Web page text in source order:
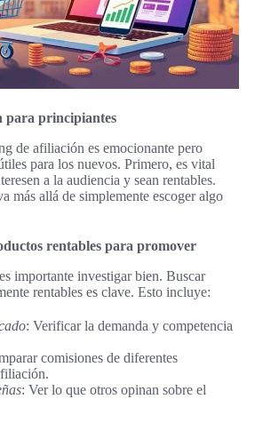
para principiantes
de afiliación es emocionante pero
para los nuevos. Primero, es vital
a la audiencia y sean rentables.
más allá de simplemente escoger algo
rentables para promover
importante investigar bien. Buscar
rentables es clave. Esto incluye:
: Verificar la demanda y competencia
comisiones de diferentes
: Ver lo que otros opinan sobre el